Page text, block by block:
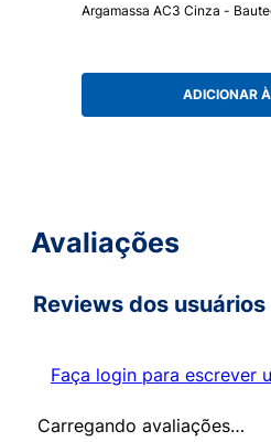
Argamassa AC3 Cinza -
ADICIONAR
Avaliações
Reviews dos usuários
Faça login para escrever
Carregando avaliações…